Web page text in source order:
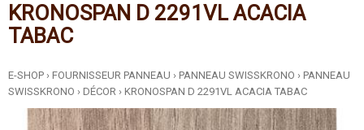
KRONOSPAN D 2291VL ACACIA
TABAC
E-SHOP › FOURNISSEUR PANNEAU › PANNEAU SWISSKRONO › PANNEAU
SWISSKRONO › DÉCOR › KRONOSPAN D 2291VL ACACIA TABAC